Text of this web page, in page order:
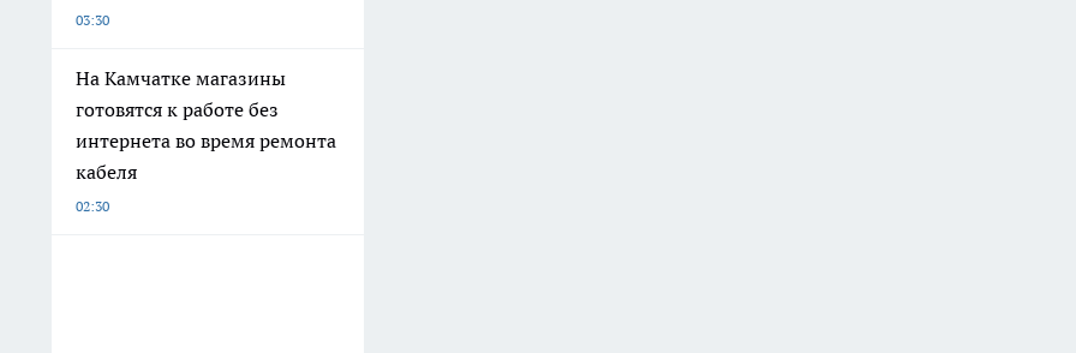
03:30
На Камчатке магазины
готовятся к работе без
интернета во время ремонта
кабеля
02:30